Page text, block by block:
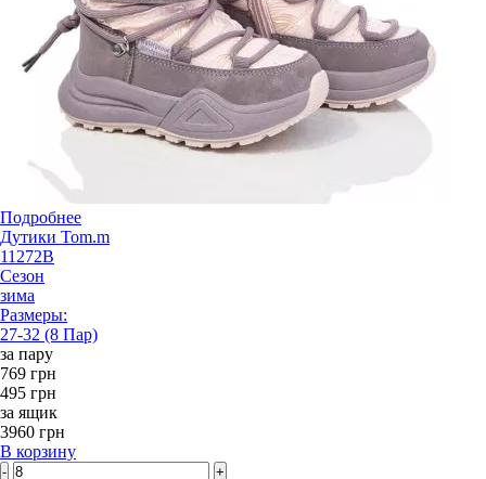
Подробнее
Дутики Tom.m
11272B
Сезон
зима
Размеры:
27-32 (8 Пар)
за пару
769 грн
495 грн
за ящик
3960 грн
В корзину
-
+